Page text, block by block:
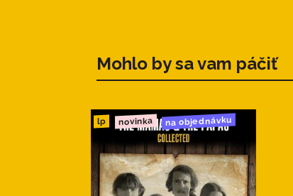
Mohlo by sa vam páčiť
lp novinka na objednávku